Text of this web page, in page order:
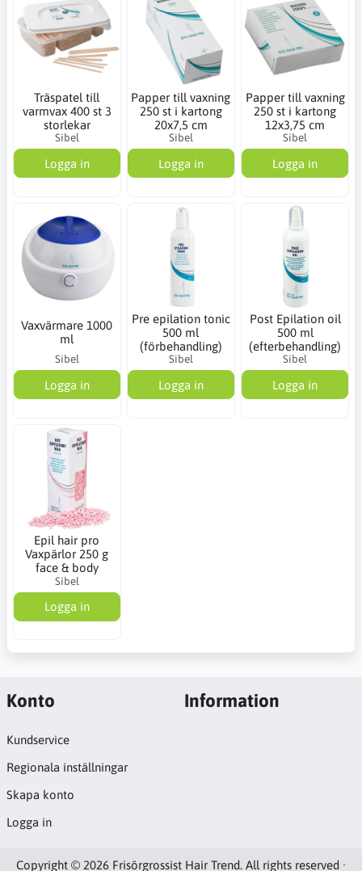
Träspatel till
varmvax 400 st 3
storlekar
Sibel
Logga in
Papper till vaxning
250 st i kartong
20x7,5 cm
Sibel
Logga in
Papper till vaxning
250 st i kartong
12x3,75 cm
Sibel
Logga in
Vaxvärmare 1000
ml
Sibel
Logga in
Pre epilation tonic
500 ml
(förbehandling)
Sibel
Logga in
Post Epilation oil
500 ml
(efterbehandling)
Sibel
Logga in
Epil hair pro
Vaxpärlor 250 g
face & body
Sibel
Logga in
Konto
Kundservice
Regionala inställningar
Skapa konto
Logga in
Information
Copyright © 2026 Frisörgrossist Hair Trend. All rights reserved ·